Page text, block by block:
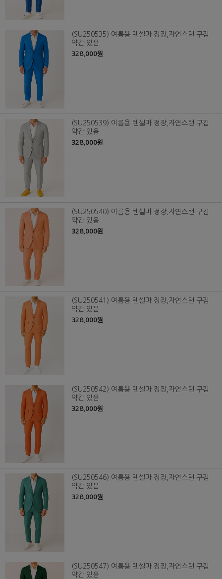
(SU250535) 여름용 텐셀마 정장,자연스런 구김
약간 있음
328,000원
(SU250539) 여름용 텐셀마 정장,자연스런 구김
약간 있음
328,000원
(SU250540) 여름용 텐셀마 정장,자연스런 구김
약간 있음
328,000원
(SU250541) 여름용 텐셀마 정장,자연스런 구김
약간 있음
328,000원
(SU250542) 여름용 텐셀마 정장,자연스런 구김
약간 있음
328,000원
(SU250546) 여름용 텐셀마 정장,자연스런 구김
약간 있음
328,000원
(SU250547) 여름용 텐셀마 정장,자연스런 구김
약간 있음